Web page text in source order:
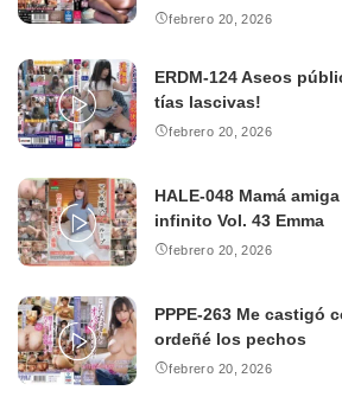
febrero 20, 2026
ERDM-124 Aseos
tías lascivas!
febrero 20, 2026
HALE-048 Mamá
infinito Vol. 43 Emma
febrero 20, 2026
PPPE-263 Me castigó
ordeñé los pechos
febrero 20, 2026